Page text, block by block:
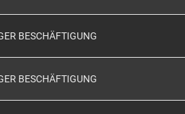
BESCHÄFTIGUNG
BESCHÄFTIGUNG